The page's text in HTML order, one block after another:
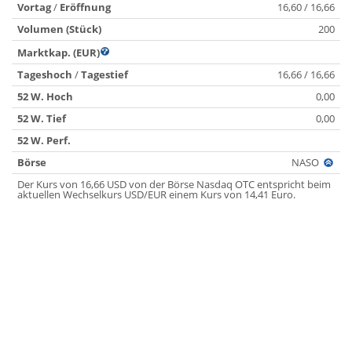
Vortag/ Eröffnung
16,60 / 16,66
Volumen (Stück)
200
Marktkap. (EUR)
Tageshoch /Tagestief
16,66 / 16,66
52 W. Hoch
0,00
52 W. Tief
0,00
52 W. Perf.
Börse
NASO
Der Kurs von 16,66 USD von der Börse Nasdaq OTC entspricht beim
aktuellen Wechselkurs USD/EUR einem Kurs von 14,41 Euro.